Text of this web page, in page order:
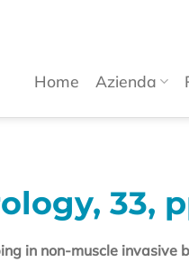
Home Azienda
33,
in non-muscle